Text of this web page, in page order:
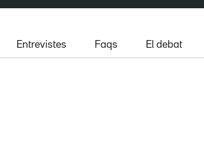
Entrevistes Faqs El debat